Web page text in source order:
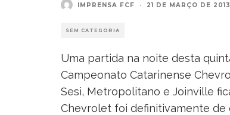
IMPRENSA FCF · 21 DE MARÇO DE 2013
SEM CATEGORIA
Uma partida na noite desta
Campeonato Catarinense
Sesi, Metropolitano e Joinville
Chevrolet foi definitivamente de